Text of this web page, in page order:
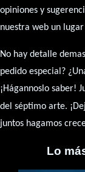
opiniones y
nuestra web un
No hay detalle
pedido especial?
¡Hágannoslo saber!
del séptimo arte.
juntos hagamos
Lo